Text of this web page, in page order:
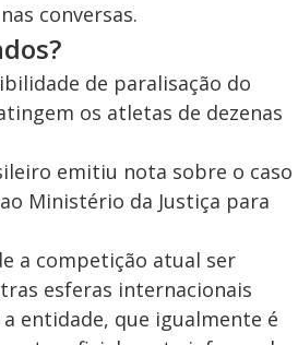
conversas.
de paralisação do
os atletas de dezenas
emitiu nota sobre o caso
Ministério da Justiça para
a competição atual ser
esferas internacionais
entidade, que igualmente é